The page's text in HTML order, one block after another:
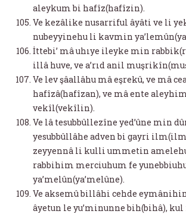
aleykum bi hafîz(hafîzin).
Ve kezâlike nusarriful âyâti ve li
nubeyyinehu li kavmin
İttebi’ mâ uhıye ileyke min
illâ huve, ve a’rıd anil
Ve lev şâallâhu mâ eşrekû, ve mâ
hafîzâ(hafîzan), ve mâ ente
vekîl(vekîlin).
Ve lâ tesubbûllezîne yed’ûne min
yesubbûllâhe adven bi gayri
zeyyennâ li kulli ummetin
rabbihim merciuhum fe
ya’melûn(ya’melûne).
Ve aksemû billâhi cehde
âyetun le yu’minunne bih(bihâ),